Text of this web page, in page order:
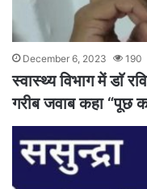
December 6, 2023 190
स्वास्थ्य विभाग में डाॅ
गरीब जवाब कहा “पूछ